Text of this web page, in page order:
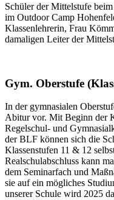
Schüler der Mittelstufe
im Outdoor Camp
Klassenlehrerin, Frau
damaligen Leiter der
Gym. Oberstufe
In der gymnasialen
Abitur vor. Mit Beginn der
Regelschul- und
der BLF können sich die
Klassenstufen 11 & 12
Realschulabschluss kann
dem Seminarfach und
sie auf ein mögliches
unserer Schule wird 2025